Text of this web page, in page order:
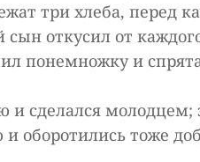
три хлеба, перед
откусил от
понемножку и
и сделался молодцем;
оборотились тоже